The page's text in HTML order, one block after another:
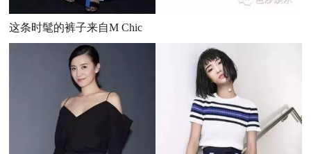
这条时髦的裤子来自M Chic